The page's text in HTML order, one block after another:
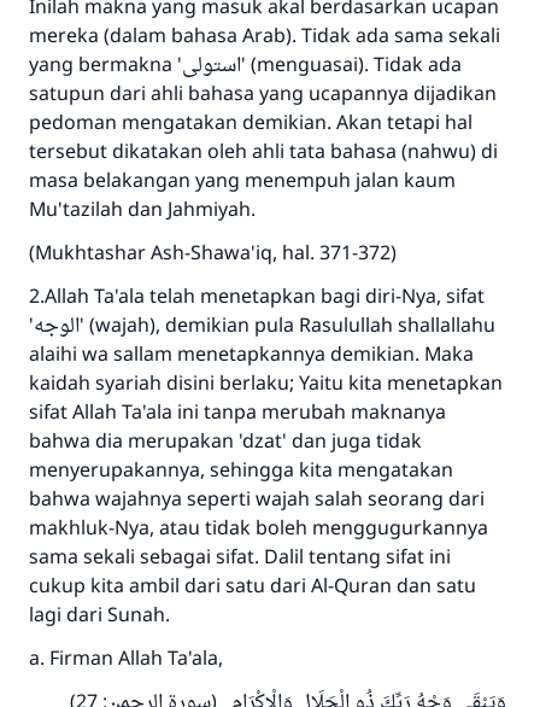
Inilah makna yang masuk akal berdasarkan ucapan
mereka (dalam bahasa Arab). Tidak ada sama sekali
yang bermakna 'استولى' (menguasai). Tidak ada
satupun dari ahli bahasa yang ucapannya dijadikan
pedoman mengatakan demikian. Akan tetapi hal
tersebut dikatakan oleh ahli tata bahasa (nahwu) di
masa belakangan yang menempuh jalan kaum
Mu'tazilah dan Jahmiyah.
(Mukhtashar Ash-Shawa'iq, hal. 371-372)
2.Allah Ta'ala telah menetapkan bagi diri-Nya, sifat
'الوجه' (wajah), demikian pula Rasulullah shallallahu
alaihi wa sallam menetapkannya demikian. Maka
kaidah syariah disini berlaku; Yaitu kita menetapkan
sifat Allah Ta'ala ini tanpa merubah maknanya
bahwa dia merupakan 'dzat' dan juga tidak
menyerupakannya, sehingga kita mengatakan
bahwa wajahnya seperti wajah salah seorang dari
makhluk-Nya, atau tidak boleh menggugurkannya
sama sekali sebagai sifat. Dalil tentang sifat ini
cukup kita ambil dari satu dari Al-Quran dan satu
lagi dari Sunah.
a. Firman Allah Ta'ala,
وَيَبْقَى وَجْهُ رَبِّكَ ذُو الْجَلَالِ وَالْإِكْرَامِ (سورة الرحمن: 27)